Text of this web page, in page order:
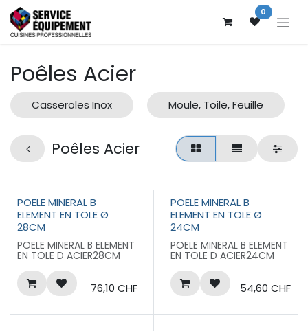
Se rendre au contenu 0
Poêles Acier
Casseroles Inox Moule, Toile, Feuille
Poêles Acier
POELE MINERAL B
ELEMENT EN TOLE Ø
28CM
POELE MINERAL B ELEMENT
EN TOLE D ACIER28CM
76,10 CHF
POELE MINERAL B
ELEMENT EN TOLE Ø
24CM
POELE MINERAL B ELEMENT
EN TOLE D ACIER24CM
54,60 CHF